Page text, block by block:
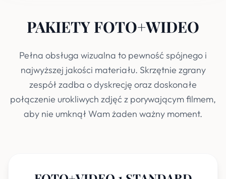
PAKIETY FOTO+WIDEO
Pełna obsługa wizualna to pewność spójnego i
najwyższej jakości materiału. Skrzętnie zgrany
zespół zadba o dyskrecję oraz doskonałe
połączenie urokliwych zdjęć z porywającym filmem,
aby nie umknął Wam żaden ważny moment.